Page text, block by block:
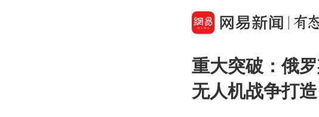
重大突破：俄
无人机战争打造